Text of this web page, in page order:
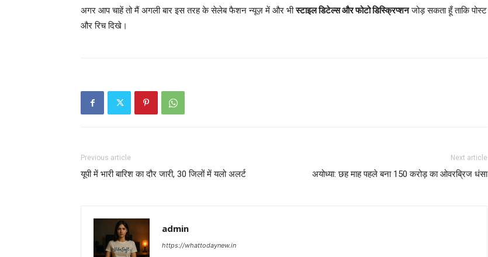
अगर आप चाहें तो मैं अगली बार इस तरह के सेलेब फैशन न्यूज़ में और भीस्टाइल डिटेल्स और फोटो डिस्क्रिप्शनजोड़ सकता हूँ ताकि पोस्ट
और रिच दिखे।
Previous article
यूपी में भारी बारिश का दौर जारी, 30 जिलों में यलो अलर्ट
Next article
अयोध्या: छह माह पहले बना 150 करोड़ का ओवरब्रिज धंसा
admin
https://whattodaynew.in